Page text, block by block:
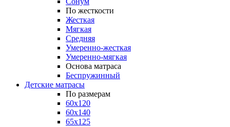
По жесткости
Жесткая
Мягкая
Средняя
Умеренно-жесткая
Умеренно-мягкая
Основа матраса
Беспружинный
Детские матрасы
По размерам
60x120
60x140
65x125